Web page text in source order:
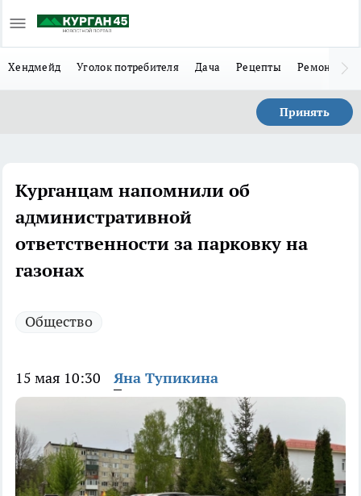
Хендмейд Уголок потребителя Дача Рецепты Ремонт
Принять
Курганцам напомнили об
административной
ответственности за парковку на
газонах
Общество
15 мая 10:30 Яна Тупикина